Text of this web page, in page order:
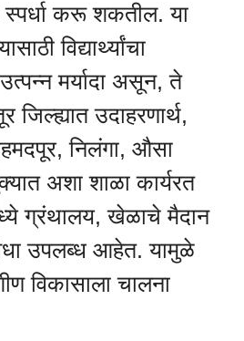
स्पर्धा करू शकतील. या
विद्यार्थ्यांचा
मर्यादा असून, ते
जिल्ह्यात उदाहरणार्थ,
निलंगा, औसा
अशा शाळा कार्यरत
ग्रंथालय, खेळाचे मैदान
उपलब्ध आहेत. यामुळे
विकासाला चालना